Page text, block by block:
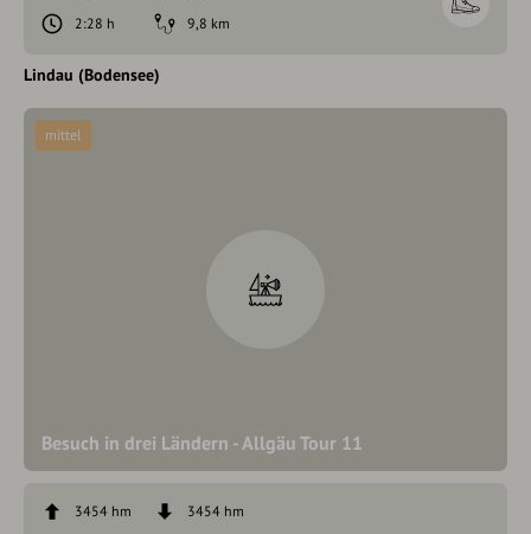
2:28 h
9,8 km
Lindau (Bodensee)
Besuch in drei Ländern - Allgäu Tour 11
mittel
3454 hm
3454 hm